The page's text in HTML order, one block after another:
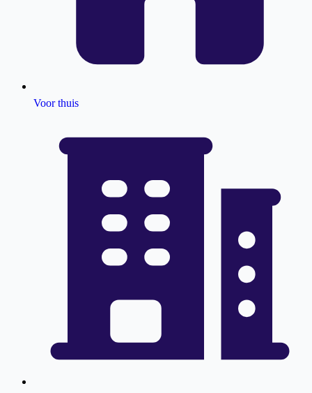
Voor thuis